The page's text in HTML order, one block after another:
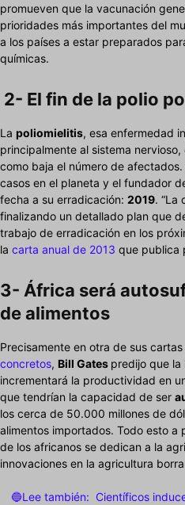
promueven que la vacunación
prioridades más importantes del
a los países a estar preparados
químicas.
2- El fin de la polio
La poliomielitis, esa enfermedad
principalmente al sistema
como baja el número de
casos en el planeta y el fundador
fecha a su erradicación: 2019. “La
finalizando un detallado plan que
trabajo de erradicación en los
la carta anual de 2013 que publica
3- África será
de alimentos
Precisamente en otra de sus cartas
concretos, Bill Gates predijo que
incrementará la productividad en
que tendrían la capacidad de ser
los cerca de 50.000 millones de
alimentos importados. Todo esto a
de los africanos se dedican a la
innovaciones en la agricultura
🔵Lee también: Científicos